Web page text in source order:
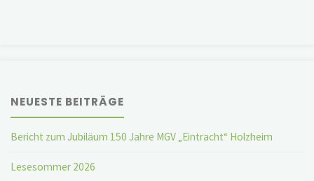
NEUESTE BEITRÄGE
Bericht zum Jubiläum 150 Jahre MGV „Eintracht“ Holzheim
Lesesommer 2026